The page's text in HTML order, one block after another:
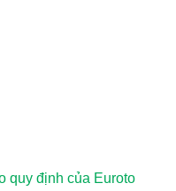
quy định của Euroto